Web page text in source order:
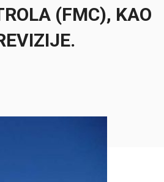
(FMC), KAO